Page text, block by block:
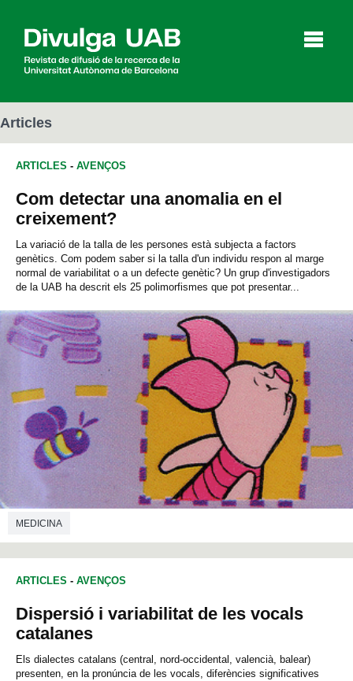
Articles Entrevistes
Agenda
CERCAR
Articles
ARTICLES - AVENÇOS
Com detectar una anomalia en el
creixement?
La variació de la talla de les persones està subjecta a factors
genètics. Com podem saber si la talla d'un individu respon al marge
normal de variabilitat o a un defecte genètic? Un grup d'investigadors
de la UAB ha descrit els 25 polimorfismes que pot presentar...
MEDICINA
ARTICLES - AVENÇOS
Dispersió i variabilitat de les vocals
catalanes
Els dialectes catalans (central, nord-occidental, valencià, balear)
presenten, en la pronúncia de les vocals, diferències significatives